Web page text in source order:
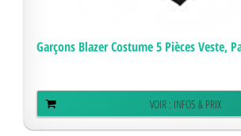
Garçons Blazer Costume 5 Pièces Veste,
VOIR : INFOS & PRIX